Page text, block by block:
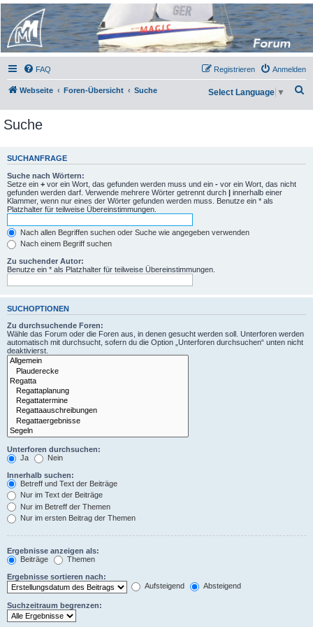
Micro Magic Forum
Deutschland
FAQ Anmelden
Registrieren
Webseite Foren-Übersicht Suche Select Language ▼
Suche
SUCHANFRAGE
Suche nach Wörtern:
Setze ein + vor ein Wort, das gefunden werden muss und ein - vor ein Wort, das nicht
gefunden werden darf. Verwende mehrere Wörter getrennt durch | innerhalb einer
Klammer, wenn nur eines der Wörter gefunden werden muss. Benutze ein * als
Platzhalter für teilweise Übereinstimmungen.
Nach allen Begriffen suchen oder Suche wie angegeben verwenden
Nach einem Begriff suchen
Zu suchender Autor:
Benutze ein * als Platzhalter für teilweise Übereinstimmungen.
SUCHOPTIONEN
Zu durchsuchende Foren:
Wähle das Forum oder die Foren aus, in denen gesucht werden soll. Unterforen werden
automatisch mit durchsucht, sofern du die Option „Unterforen durchsuchen“ unten nicht
deaktivierst.
Unterforen durchsuchen:
Ja
Nein
Innerhalb suchen:
Betreff und Text der Beiträge
Nur im Text der Beiträge
Nur im Betreff der Themen
Nur im ersten Beitrag der Themen
Ergebnisse anzeigen als:
Beiträge
Themen
Ergebnisse sortieren nach:
Aufsteigend
Absteigend
Suchzeitraum begrenzen: